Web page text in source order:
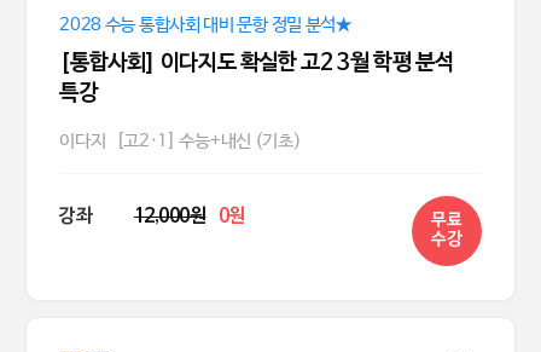
2028 수능 통합사회 대비 문항 정밀 분석★
[통합사회] 이다지도 확실한 고2 3월 학평 분석
특강
이다지 [고2·1] 수능+내신 (기초)
강좌 12,000원 0원
무료
수강